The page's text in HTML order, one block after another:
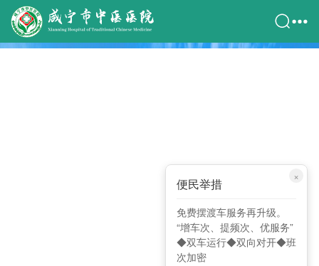
便民举措
免费摆渡车服务再升级。
“增车次、提频次、优服务”
◆双车运行◆双向对开◆班
次加密